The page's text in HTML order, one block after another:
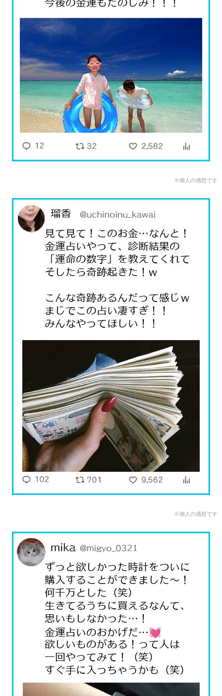
※個人の感想です
※個人の感想です